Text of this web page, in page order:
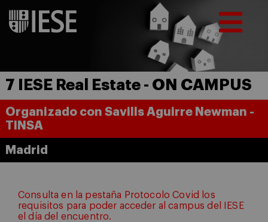
7 IESE Real Estate - ON CAMPUS
Organizado con Savills Aguirre Newman -
TINSA
Madrid
Consulta en la pestaña Protocolo Covid los
requisitos para poder acceder al campus del IESE
el día del encuentro.